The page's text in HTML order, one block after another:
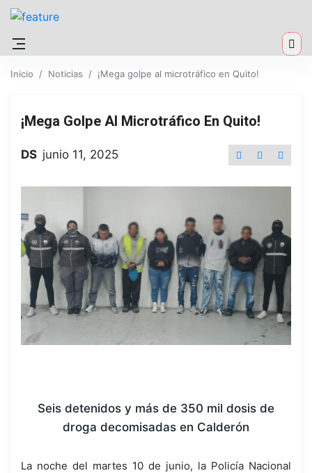
Inicio Noticias ¡Mega golpe al microtráfico en Quito!
¡Mega Golpe Al Microtráfico En Quito!
DS junio 11, 2025
Seis detenidos y más de 350 mil dosis de
droga decomisadas en Calderón
La noche del martes 10 de junio, la Policía Nacional